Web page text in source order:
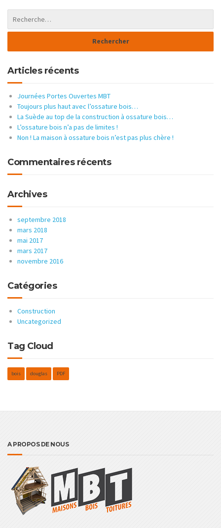
Articles récents
Journées Portes Ouvertes MBT
Toujours plus haut avec l’ossature bois…
La Suède au top de la construction à ossature bois…
L’ossature bois n’a pas de limites !
Non ! La maison à ossature bois n’est pas plus chère !
Commentaires récents
Archives
septembre 2018
mars 2018
mai 2017
mars 2017
novembre 2016
Catégories
Construction
Uncategorized
Tag Cloud
bois douglas PDF
A PROPOS DE NOUS